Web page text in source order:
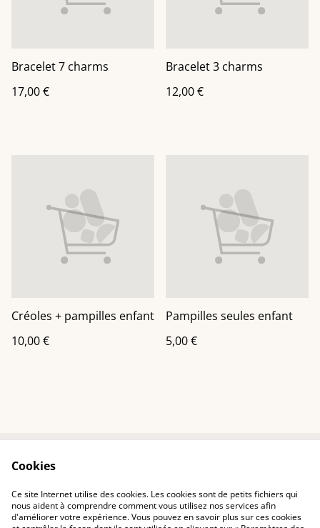
Bracelet 7 charms
17,00 €
Bracelet 3 charms
12,00 €
Créoles + pampilles enfant
10,00 €
Pampilles seules enfant
5,00 €
Politique de
confidentialité
Politique de cookies
Cookies
Ce site Internet utilise des cookies. Les cookies sont de petits fichiers qui
nous aident à comprendre comment vous utilisez nos services afin
d'améliorer votre expérience. Vous pouvez en savoir plus sur ces cookies